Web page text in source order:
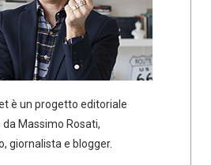
è un progetto editoriale
Massimo Rosati,
giornalista e blogger.